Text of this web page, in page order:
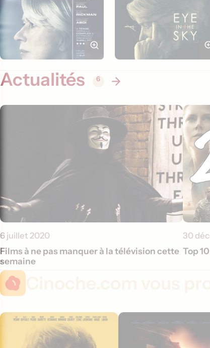
Actualités 6
6 juillet 2020
Films à ne pas manquer à la télévision cette
semaine
30
Top